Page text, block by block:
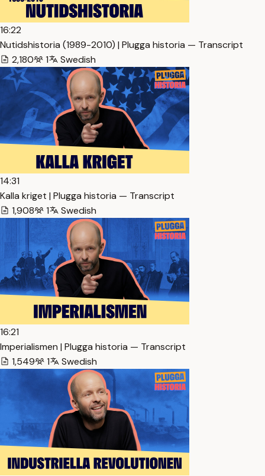
16:22
Nutidshistoria (1989-2010) | Plugga historia — Transcript
2,180
1 Swedish
14:31
Kalla kriget | Plugga historia — Transcript
1,908
1 Swedish
16:21
Imperialismen | Plugga historia — Transcript
1,549
1 Swedish